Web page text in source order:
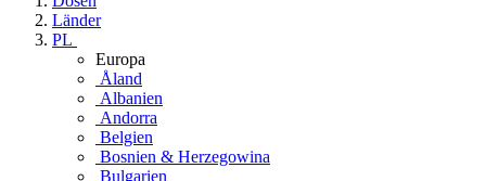
Länder
PL
Europa
Åland
Albanien
Andorra
Belgien
Bosnien & Herzegowina
Bulgarien